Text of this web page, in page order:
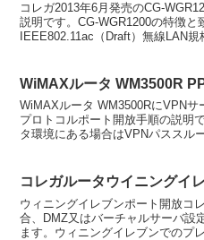
コレガ2013年6月発売のCG-
説明です。CG-WGR1200の特徴と
IEEE802.11ac（Draft）無線LAN
WiMAXルータ WM3500R
WiMAXルータ WM3500RにVPN
プロトコルポート開放手順の説明
タ環境にある場合はVPNパススル
コレガルータウイニングイ
ウィニングイレブンポート開放コ
合、DMZ又はバーチャルサーバ設
ます。ウィニングイレブンでのプ